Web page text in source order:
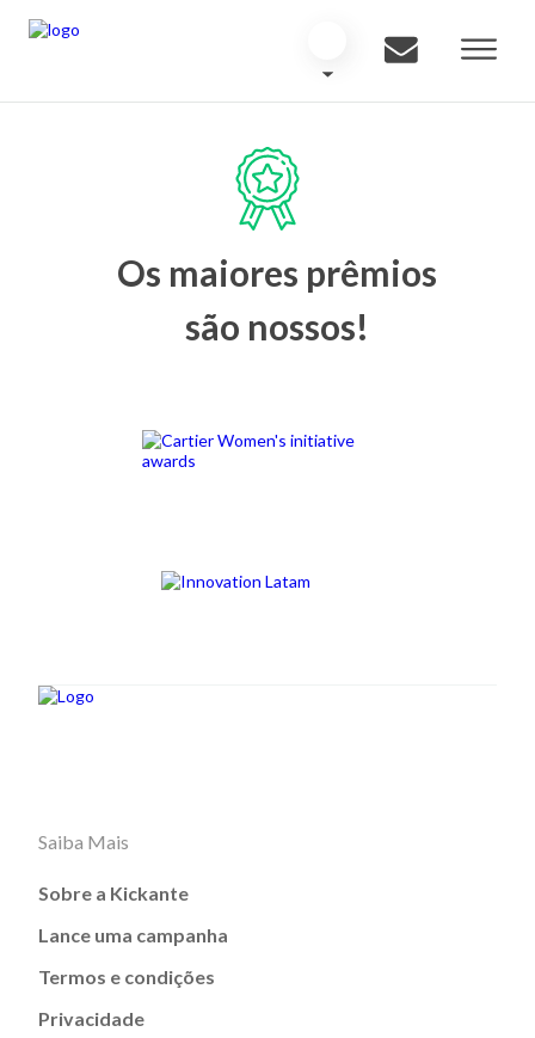
Os maiores prêmios
são nossos!
Saiba Mais
Sobre a Kickante
Lance uma campanha
Termos e condições
Privacidade